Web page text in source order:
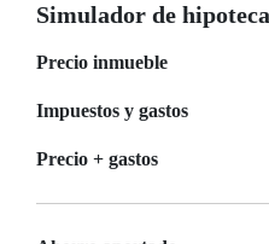
Simulador de hipoteca
Precio inmueble
Impuestos y gastos
Precio + gastos